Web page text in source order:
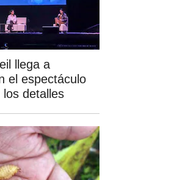
llega a
el espectáculo
detalles